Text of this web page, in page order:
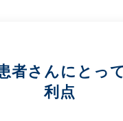
者さんにとっ
利点